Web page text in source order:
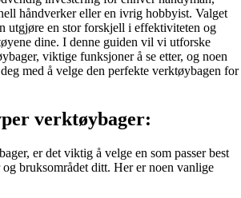
håndverker eller en ivrig hobbyist. Valget
utgjøre en stor forskjell i effektiviteten og
dine. I denne guiden vil vi utforske
viktige funksjoner å se etter, og noen
med å velge den perfekte verktøybagen for
verktøybager:
er det viktig å velge en som passer best
bruksområdet ditt. Her er noen vanlige